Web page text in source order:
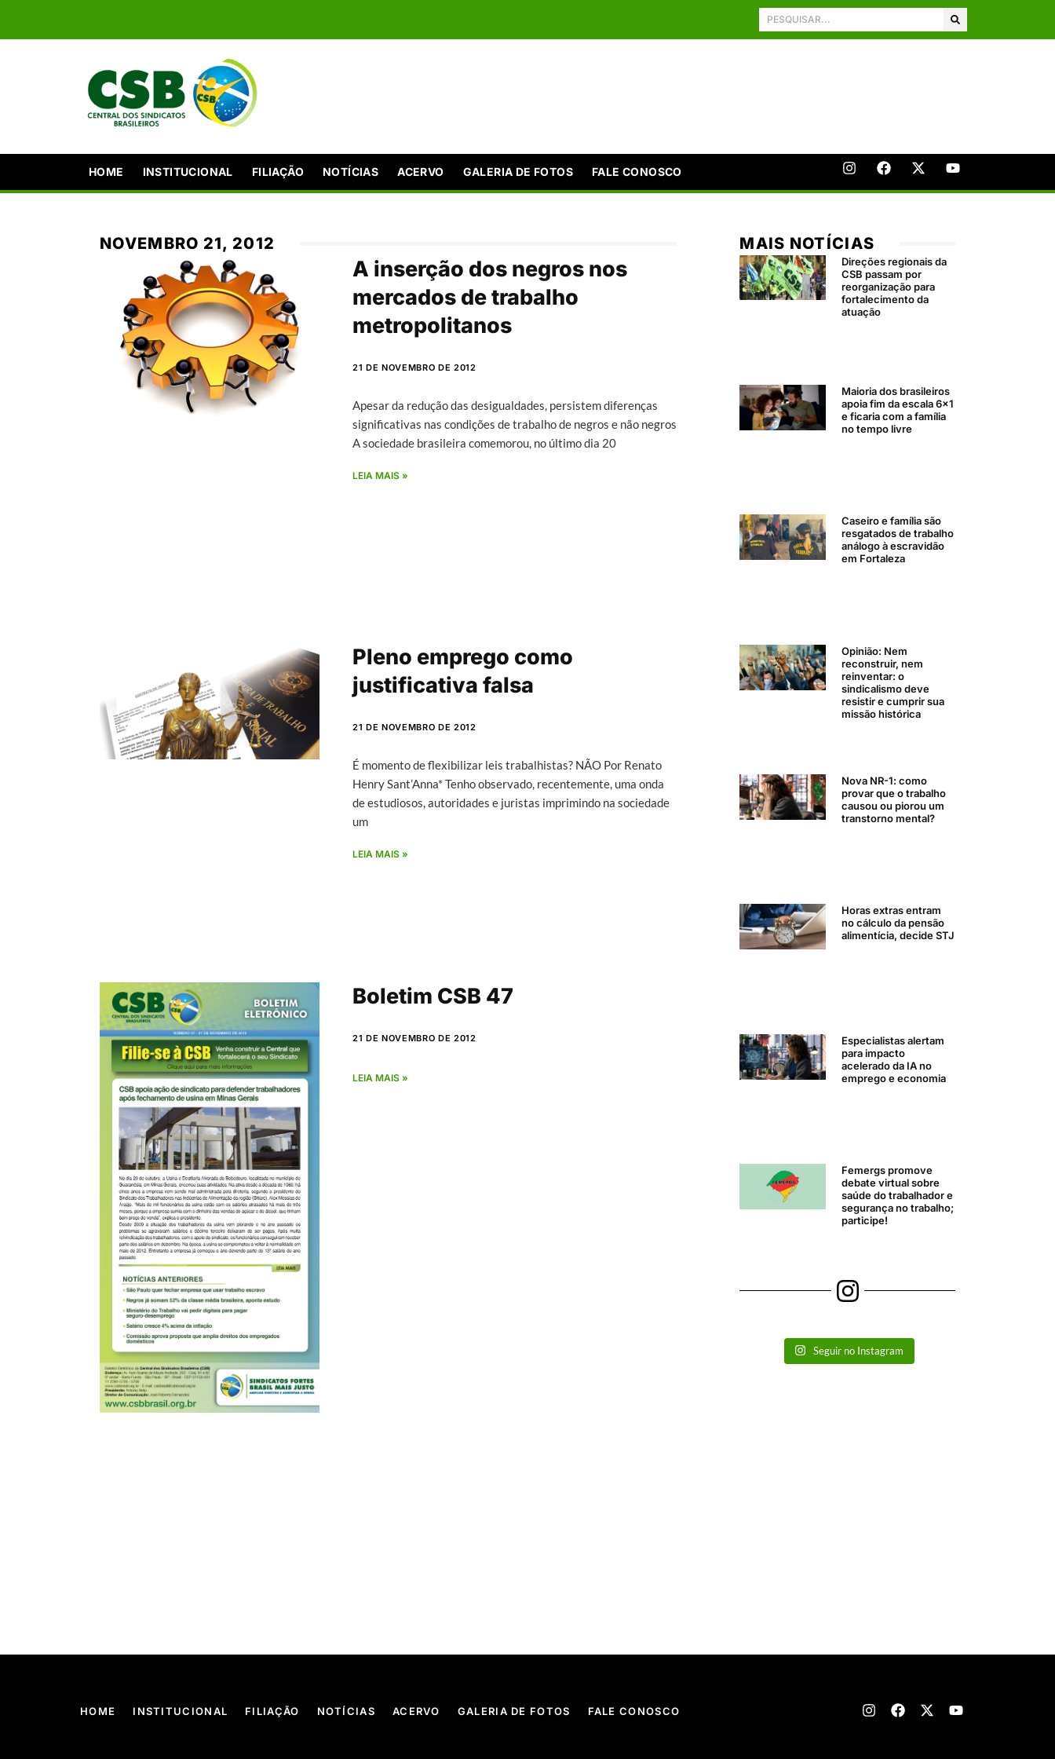
HOME INSTITUCIONAL FILIAÇÃO NOTÍCIAS ACERVO GALERIA DE FOTOS FALE CONOSCO
NOVEMBRO 21, 2012
A inserção dos negros nos
mercados de trabalho
metropolitanos
21 DE NOVEMBRO DE 2012
Apesar da redução das desigualdades, persistem diferenças
significativas nas condições de trabalho de negros e não negros
A sociedade brasileira comemorou, no último dia 20
LEIA MAIS »
Pleno emprego como
justificativa falsa
21 DE NOVEMBRO DE 2012
É momento de flexibilizar leis trabalhistas? NÃO Por Renato
Henry Sant’Anna* Tenho observado, recentemente, uma onda
de estudiosos, autoridades e juristas imprimindo na sociedade
um
LEIA MAIS »
Boletim CSB 47
21 DE NOVEMBRO DE 2012
LEIA MAIS »
MAIS NOTÍCIAS
Direções regionais da
CSB passam por
reorganização para
fortalecimento da
atuação
Maioria dos brasileiros
apoia fim da escala 6×1
e ficaria com a família
no tempo livre
Caseiro e família são
resgatados de trabalho
análogo à escravidão
em Fortaleza
Opinião: Nem
reconstruir, nem
reinventar: o
sindicalismo deve
resistir e cumprir sua
missão histórica
Nova NR-1: como
provar que o trabalho
causou ou piorou um
transtorno mental?
Horas extras entram
no cálculo da pensão
alimentícia, decide STJ
Especialistas alertam
para impacto
acelerado da IA no
emprego e economia
Femergs promove
debate virtual sobre
saúde do trabalhador e
segurança no trabalho;
participe!
Seguir no Instagram
HOME INSTITUCIONAL FILIAÇÃO NOTÍCIAS ACERVO GALERIA DE FOTOS FALE CONOSCO